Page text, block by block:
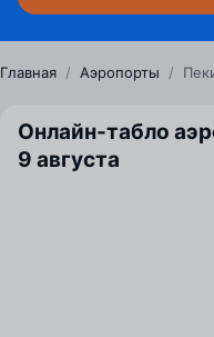
Главная / Аэропорты /
Онлайн-табло
9 августа